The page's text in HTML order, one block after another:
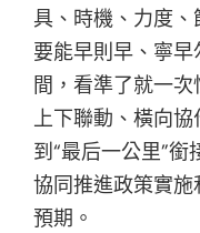
具、時機、力度
要能早則早、寧
間，看準了就一
上下聯動、橫向協
到“最后一公里”銜
協同推進政策實
預期。